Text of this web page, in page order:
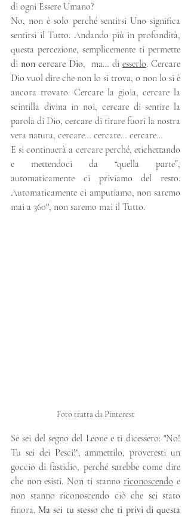
di ogni Essere Umano?
No, non è solo perché sentirsi Uno significa
sentirsi il Tutto. Andando più in profondità,
questa percezione, semplicemente ti permette
di non cercare Dio,  ma… di esserlo. Cercare
Dio vuol dire che non lo si trova, o non lo si è
ancora trovato. Cercare la gioia, cercare la
scintilla divina in noi, cercare di sentire la
parola di Dio, cercare di tirare fuori la nostra
vera natura, cercare… cercare… cercare…
E si continuerà a cercare perché, etichettando
e mettendoci da “quella parte”,
automaticamente ci priviamo del resto.
Automaticamente ci amputiamo, non saremo
mai a 360°, non saremo mai il Tutto.
Foto tratta da Pinterest
Se sei del segno del Leone e ti dicessero: "No!
Tu sei dei Pesci!", ammettilo, proveresti un
goccio di fastidio, perché sarebbe come dire
che non esisti. Non ti stanno riconoscendo e
non stanno riconoscendo ciò che sei stato
finora. Ma sei tu stesso che ti privi di questa